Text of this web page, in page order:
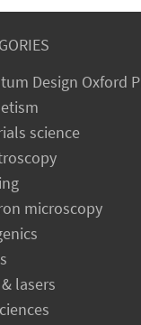
Design Oxford
science
microscopy
lasers